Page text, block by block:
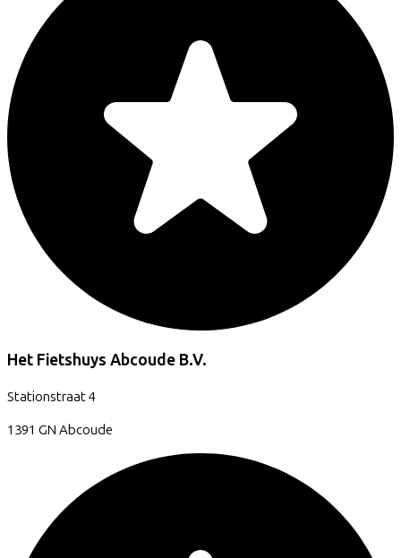
Het Fietshuys Abcoude B.V.
Stationstraat4
1391 GN Abcoude